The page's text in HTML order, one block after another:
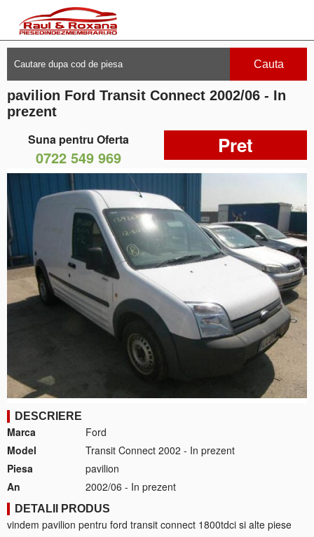
Cauta
pavilion Ford Transit Connect 2002/06 - In
prezent
Suna pentru Oferta
0722 549 969 Pret
DESCRIERE
Marca
Ford
Model
Transit Connect 2002 - In prezent
Piesa
pavilion
An
2002/06 - In prezent
DETALII PRODUS
vindem pavilion pentru ford transit connect 1800tdci si alte piese